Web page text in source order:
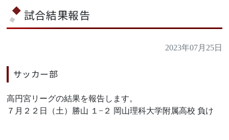
試合結果報告
2023年07月25日
サッカー部
高円宮リーグの結果を報告します。
７月２２日（土）勝山 １−２ 岡山理科大学附属高校 負け